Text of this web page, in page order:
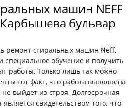
машин NEFF
бульвар
ремонт стиральных машин Neff,
специальное обучение и получить
работы. Только лишь так можно
тот факт, что работа выполнена
выйдет из строя. Долгосрочная
является свидетельством того, что